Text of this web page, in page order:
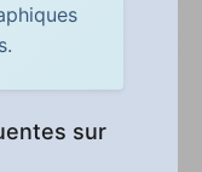
sur